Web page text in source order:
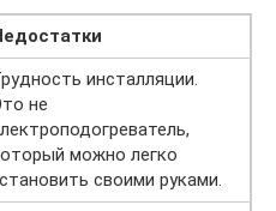
инсталляции.
не
можно легко
своими руками.